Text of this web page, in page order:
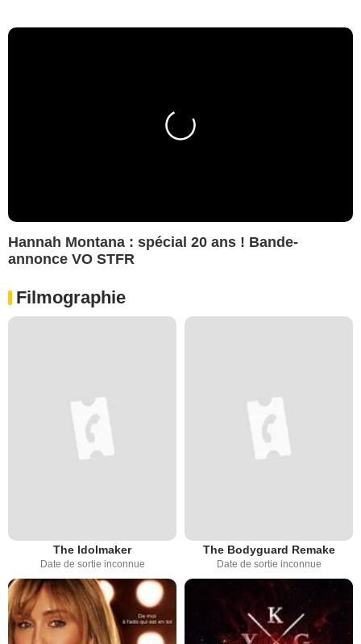
Hannah Montana : spécial 20 ans ! Bande-
annonce VO STFR
Filmographie
The Idolmaker
Date de sortie inconnue
The Bodyguard Remake
Date de sortie inconnue